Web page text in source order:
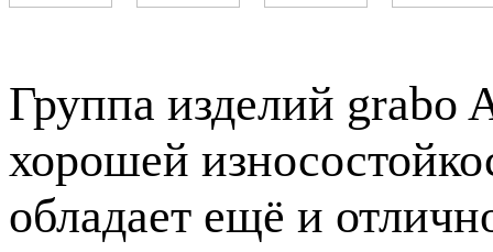
Группа изделий grabo
хорошей
обладает ещё и